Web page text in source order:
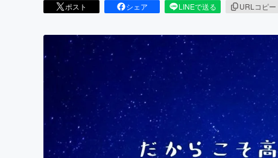
ポスト シェア LINEで送る URLコピー